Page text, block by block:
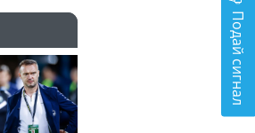
Подай сигнал